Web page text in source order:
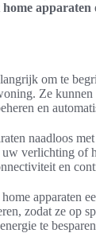
apparaten
om te
Ze
en
naadloos
verlichting of
en
apparaten
zodat ze op
te